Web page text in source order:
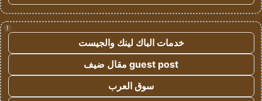
!
خدمات الباك لينك والجيست
guest post مقال ضيف
سوق العرب